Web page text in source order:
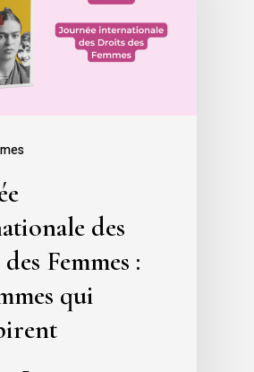
des
Femmes :
qui